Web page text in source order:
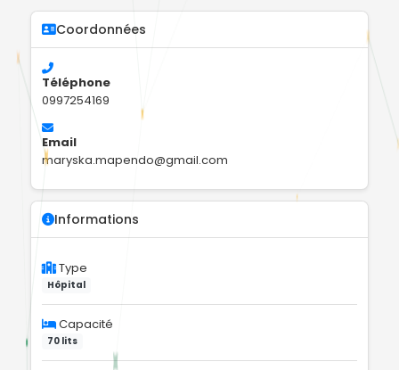
Coordonnées
Téléphone
0997254169
Email
maryska.mapendo@gmail.com
Informations
Type
Hôpital
Capacité
70 lits